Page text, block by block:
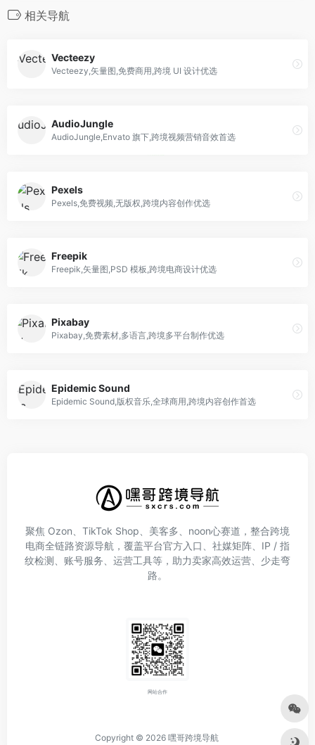
相关导航
Vecteezy
Vecteezy,矢量图,免费商用,跨境 UI 设计优选
AudioJungle
AudioJungle,Envato 旗下,跨境视频营销音效首选
Pexels
Pexels,免费视频,无版权,跨境内容创作优选
Freepik
Freepik,矢量图,PSD 模板,跨境电商设计优选
Pixabay
Pixabay,免费素材,多语言,跨境多平台制作优选
Epidemic Sound
Epidemic Sound,版权音乐,全球商用,跨境内容创作首选
聚焦 Ozon、TikTok Shop、美客多、noon心赛道，整合跨境
电商全链路资源导航，覆盖平台官方入口、社媒矩阵、IP / 指
纹检测、账号服务、运营工具等，助力卖家高效运营、少走弯
路。
网站合作
Copyright © 2026 嘿哥跨境导航